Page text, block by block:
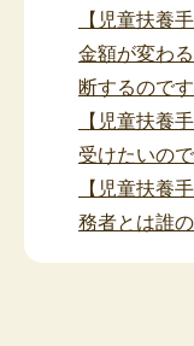
【児童扶養
金額が変わ
断するので
【児童扶養
受けたいの
【児童扶養
務者とは誰